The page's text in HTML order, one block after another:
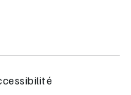
bonne acquisition des